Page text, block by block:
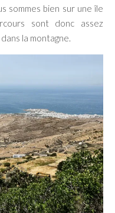
sommes bien sur une île
sont donc assez
la montagne.